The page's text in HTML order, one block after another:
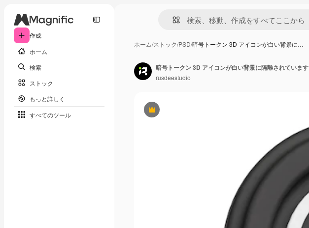
作成
ホーム
検索
ストック
もっと詳しく
すべてのツール
ホーム/ストック/PSD/暗号トークン 3D アイコンが白い背景に…
Premium
暗号トークン 3D アイコンが白い背景に隔離されています
rusdeestudio